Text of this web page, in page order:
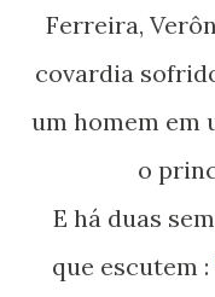
Ferreira,
covardia
um homem em
o
E há duas semanas o grupo lançou outro samba revolução que recomendo
que escutem :